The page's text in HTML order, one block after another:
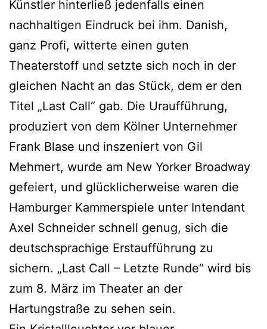
Künstler hinterließ jedenfalls einen
nachhaltigen Eindruck bei ihm. Danish,
ganz Profi, witterte einen guten
Theaterstoff und setzte sich noch in der
gleichen Nacht an das Stück, dem er den
Titel „Last Call“ gab. Die Uraufführung,
produziert von dem Kölner Unternehmer
Frank Blase und inszeniert von Gil
Mehmert, wurde am New Yorker Broadway
gefeiert, und glücklicherweise waren die
Hamburger Kammerspiele unter Intendant
Axel Schneider schnell genug, sich die
deutschsprachige Erstaufführung zu
sichern. „Last Call – Letzte Runde“ wird bis
zum 8. März im Theater an der
Hartungstraße zu sehen sein.